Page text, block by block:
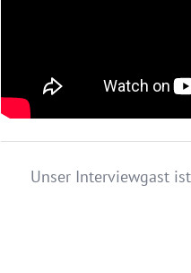
Unser Interviewgast